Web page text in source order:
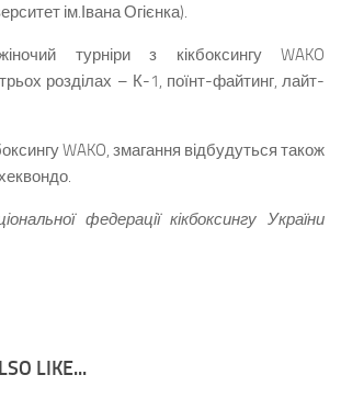
ім.Івана Огієнка).
турніри з кікбоксингу WAKO
розділах – К-1, поїнт-файтинг, лайт-
WAKO, змагання відбудуться також
федерації кікбоксингу України
LIKE...